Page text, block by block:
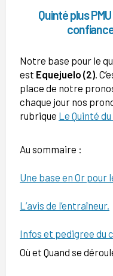
Quinté plus
Notre base pour le
est Equejuelo (2).
place de notre
chaque jour nos
rubrique Le Quinté
Au sommaire :
Une base en Or pour
L’avis de l’entraîneur.
Infos et pedigree du
Où et Quand se